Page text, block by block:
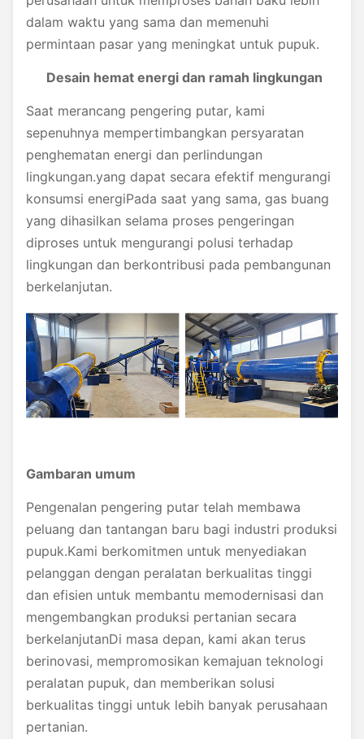
dalam waktu yang sama dan memenuhi
permintaan pasar yang meningkat untuk pupuk.
Desain hemat energi dan ramah lingkungan
Saat merancang pengering putar, kami
sepenuhnya mempertimbangkan persyaratan
penghematan energi dan perlindungan
lingkungan.yang dapat secara efektif mengurangi
konsumsi energiPada saat yang sama, gas buang
yang dihasilkan selama proses pengeringan
diproses untuk mengurangi polusi terhadap
lingkungan dan berkontribusi pada pembangunan
berkelanjutan.
Gambaran umum
Pengenalan pengering putar telah membawa
peluang dan tantangan baru bagi industri produksi
pupuk.Kami berkomitmen untuk menyediakan
pelanggan dengan peralatan berkualitas tinggi
dan efisien untuk membantu memodernisasi dan
mengembangkan produksi pertanian secara
berkelanjutanDi masa depan, kami akan terus
berinovasi, mempromosikan kemajuan teknologi
peralatan pupuk, dan memberikan solusi
berkualitas tinggi untuk lebih banyak perusahaan
pertanian.